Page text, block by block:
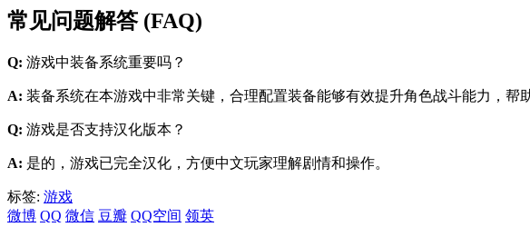
常见问题解答 (FAQ)
Q: 游戏中装备系统重要吗？
A: 装备系统在本游戏中非常关键，合理配置装备能够有效提升角色战斗能力，帮
Q: 游戏是否支持汉化版本？
A: 是的，游戏已完全汉化，方便中文玩家理解剧情和操作。
标签: 游戏
微博 QQ 微信 豆瓣 QQ空间 领英